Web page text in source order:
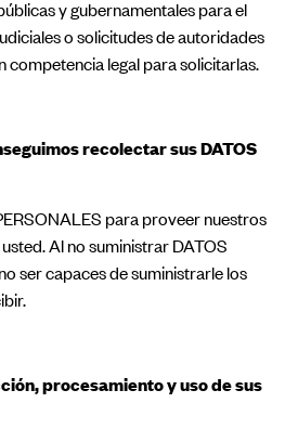
y gubernamentales para el
o solicitudes de autoridades
competencia legal para solicitarlas.
recolectar sus DATOS
para proveer nuestros
Al no suministrar DATOS
ser capaces de suministrarle los
procesamiento y uso de sus